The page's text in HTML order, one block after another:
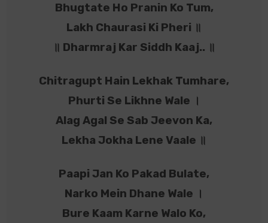
Bhugtate Ho Pranin Ko Tum,
Lakh Chaurasi Ki Pheri ॥
॥ Dharmraj Kar Siddh Kaaj.. ॥
Chitragupt Hain Lekhak Tumhare,
Phurti Se Likhne Wale ।
Alag Agal Se Sab Jeevon Ka,
Lekha Jokha Lene Vaale ॥
Paapi Jan Ko Pakad Bulate,
Narko Mein Dhane Wale ।
Bure Kaam Karne Walo Ko,